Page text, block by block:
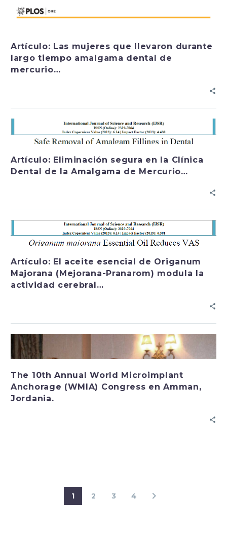
Artículo: Las mujeres que llevaron durante
largo tiempo amalgama dental de
mercurio…
Artículo: Eliminación segura en la Clínica
Dental de la Amalgama de Mercurio…
Artículo: El aceite esencial de Origanum
Majorana (Mejorana-Pranarom) modula la
actividad cerebral…
The 10th Annual World Microimplant
Anchorage (WMIA) Congress en Amman,
Jordania.
1 2 3 4